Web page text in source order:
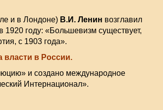
и в Лондоне) В.И. Ленин возглавил
году: «Большевизм существует,
с 1903 года».
власти в России.
и создано международное
Интернационал».